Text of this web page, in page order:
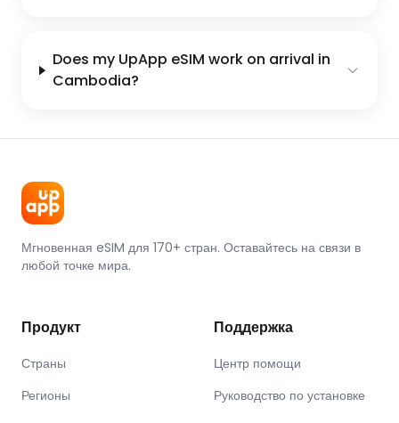
Does my UpApp eSIM work on arrival in
Cambodia?
Мгновенная eSIM для 170+ стран. Оставайтесь на связи в
любой точке мира.
Продукт
Страны
Регионы
Поддержка
Центр помощи
Руководство по установке